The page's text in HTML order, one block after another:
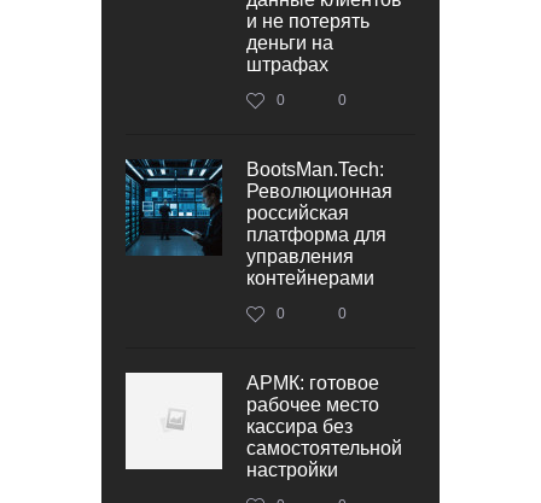
и не потерять
деньги на
штрафах
0 0
BootsMan.Tech:
Революционная
российская
платформа для
управления
контейнерами
0 0
АРМК: готовое
рабочее место
кассира без
самостоятельной
настройки